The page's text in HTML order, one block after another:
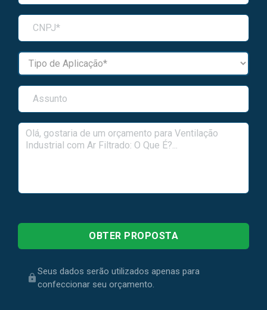
Seus dados serão utilizados apenas para
confeccionar seu orçamento.